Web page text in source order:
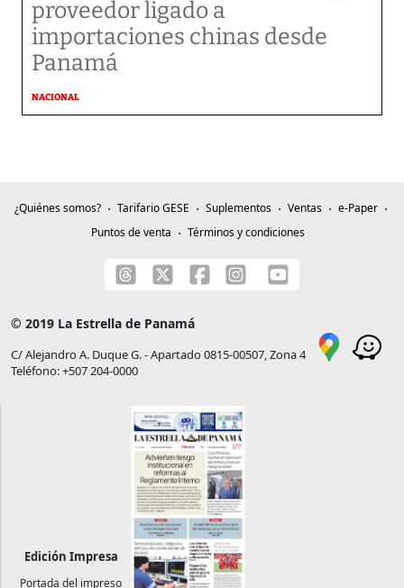
proveedor ligado a
importaciones chinas desde
Panamá
NACIONAL
¿Quiénes somos? Tarifario GESE Suplementos Ventas
e-Paper
Puntos de venta
Términos y condiciones
© 2019 La Estrella de Panamá
C/ Alejandro A. Duque G. - Apartado 0815-00507, Zona 4
Teléfono: +507 204-0000
Edición Impresa
Portada del impreso